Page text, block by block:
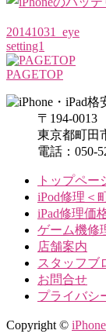
20141031_eye
setting1
PAGETOP
〒194-0013
東京都町田
電話：050-
トップペー
iPod修理＜
iPad修理価
ゲーム機修
店舗案内
スタッフブ
お問合せ
プライバシ
Copyright ©